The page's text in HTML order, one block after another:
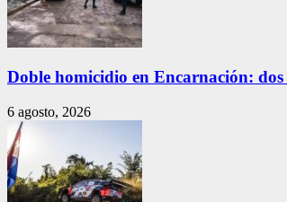
Doble homicidio en Encarnación:
6 agosto, 2026